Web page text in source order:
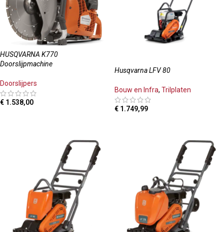
HUSQVARNA K770
Doorslijpmachine
Doorslijpers
€ 1.538,00
Husqvarna LFV 80
Bouw en Infra, Trilplaten
€ 1.749,99